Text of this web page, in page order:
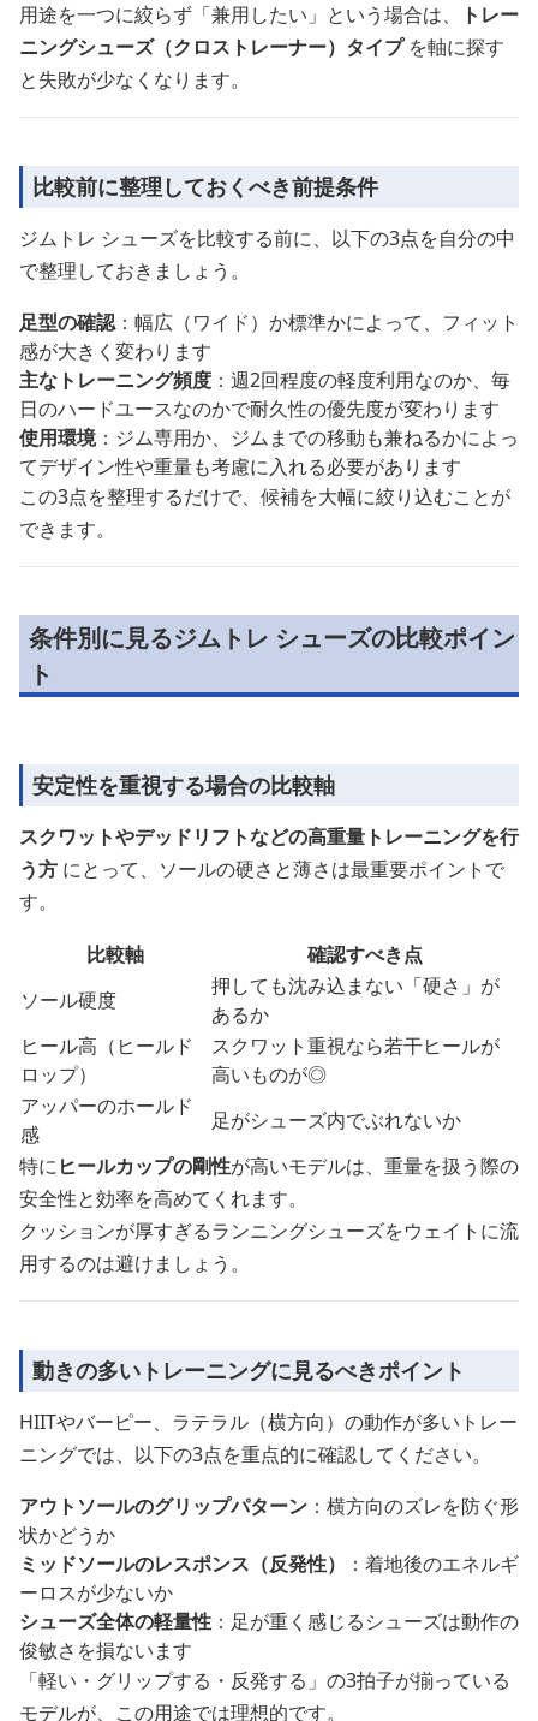
用途を一つに絞らず「兼用したい」という場合は、
トレー
ニングシューズ（クロストレーナー）タイプを軸に探す
と失敗が少なくなります。
比較前に整理しておくべき前提条件
ジムトレ シューズを比較する前に、以下の3点を自分の中
で整理しておきましょう。
足型の確認：幅広（ワイド）か標準かによって、フィット
感が大きく変わります
主なトレーニング頻度 ：週2回程度の軽度利用なのか、毎
日のハードユースなのかで耐久性の優先度が変わります
使用環境：ジム専用か、ジムまでの移動も兼ねるかによっ
てデザイン性や重量も考慮に入れる必要があります
この3点を整理するだけで、候補を大幅に絞り込むことが
できます。
条件別に見るジムトレ シューズの比較ポイン
ト
安定性を重視する場合の比較軸
スクワットやデッドリフトなどの高重量トレーニングを行
う方 にとって、ソールの硬さと薄さは最重要ポイントで
す。
比較軸
確認すべき点
ソール硬度
押しても沈み込まない「硬さ」が
あるか
ヒール高（ヒールド
ロップ）
スクワット重視なら若干ヒールが
高いものが◎
アッパーのホールド
感
足がシューズ内でぶれないか
特にヒールカップの剛性が高いモデルは、重量を扱う際の
安全性と効率を高めてくれます。
クッションが厚すぎるランニングシューズをウェイトに流
用するのは避けましょう。
動きの多いトレーニングに見るべきポイント
HIITやバーピー、ラテラル（横方向）の動作が多いトレー
ニングでは、以下の3点を重点的に確認してください。
アウトソールのグリップパターン ：横方向のズレを防ぐ形
状かどうか
ミッドソールのレスポンス（反発性）
：着地後のエネルギ
ーロスが少ないか
シューズ全体の軽量性 ：足が重く感じるシューズは動作の
俊敏さを損ないます
「軽い・グリップする・反発する」の3拍子が揃っている
モデルが、この用途では理想的です。